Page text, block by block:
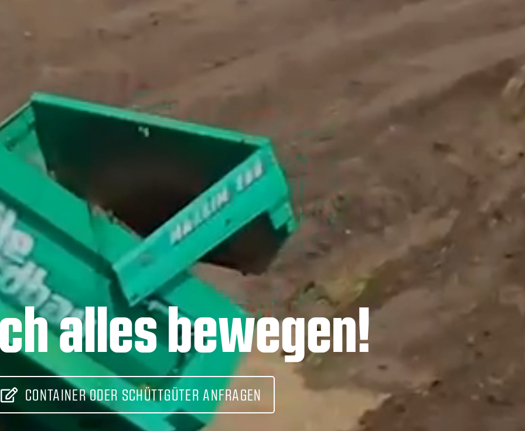
alles bewegen!
CONTAINER ODER SCHÜTTGÜTER ANFRAGEN